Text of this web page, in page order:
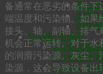
雾化极
生物基
切削油
VGP船用油品
VGP船用液压
VGP艉轴管润
VGP钢丝绳
备通常在恶劣的条件下
端温度和污染物。如果
接头、轴、副轴、排气
机会正常运转。对于水
的润滑污染源。灰尘、
染源，这会导致设备出